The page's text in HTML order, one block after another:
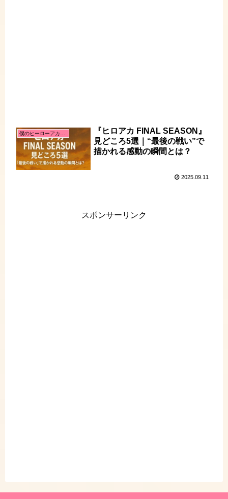
『ヒロアカ FINAL SEASON』
見どころ5選｜“最後の戦い”で
描かれる感動の瞬間とは？
2025.09.11
スポンサーリンク